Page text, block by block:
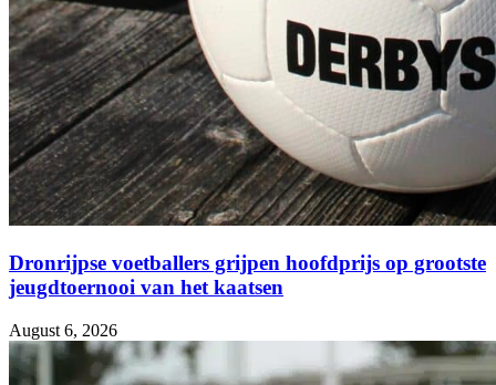
Dronrijpse voetballers grijpen hoofdprijs op grootste
jeugdtoernooi van het kaatsen
August 6, 2026